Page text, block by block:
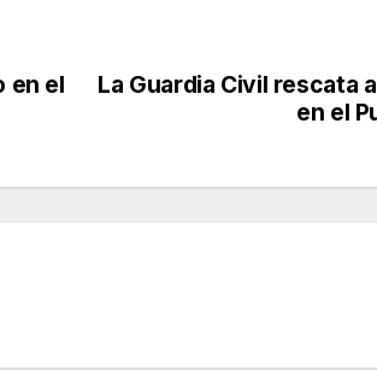
La Guardia Civil rescata
en el
en el